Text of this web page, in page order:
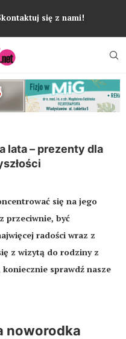
się z nami!
lata – prezenty dla
się na jego
przeciwnie, być
radości wraz z
z wizytą do rodziny z
sprawdź nasze
noworodka